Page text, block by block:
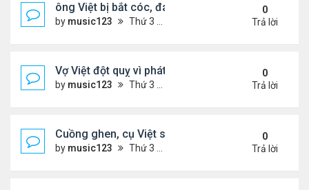
ông Việt bị bắt cóc, đánh đập khi đi gửi tiền ngân
by music123 Thứ 3 Tháng 4 21, 2026 6:22 pm
0
Trả lời
Vợ Việt đột quỵ vì phát hiện chồng có bồ và con
by music123 Thứ 3 Tháng 4 21, 2026 6:17 pm
0
Trả lời
Cuồng ghen, cụ Việt sát hại vợ trẻ
by music123 Thứ 3 Tháng 4 21, 2026 6:10 pm
0
Trả lời